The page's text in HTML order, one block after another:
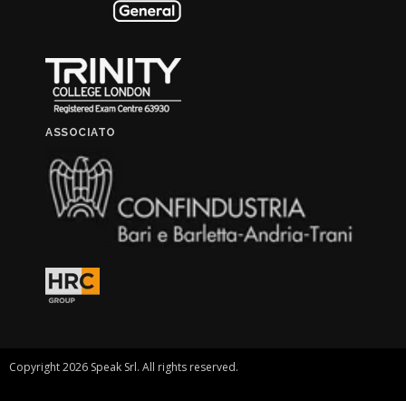
ASSOCIATO
Copyright 2026 Speak Srl. All rights reserved.